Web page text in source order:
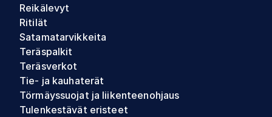
Reikälevyt
Ritilät
Satamatarvikkeita
Teräspalkit
Teräsverkot
Tie- ja kauhaterät
Törmäyssuojat ja liikenteenohjaus
Tulenkestävät eristeet